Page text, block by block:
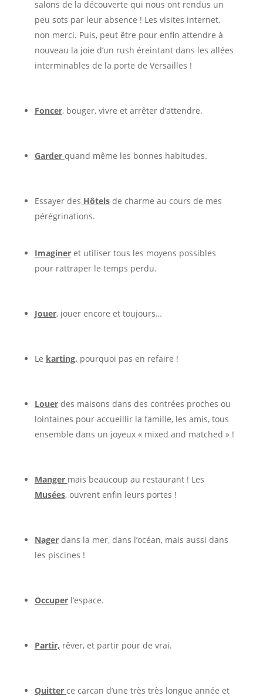
salons de la découverte qui nous ont rendus un
peu sots par leur absence ! Les visites internet,
non merci. Puis, peut être pour enfin attendre à
nouveau la joie d’un rush éreintant dans les allées
interminables de la porte de Versailles !
Foncer, bouger, vivre et arrêter d’attendre.
Garder quand même les bonnes habitudes.
Essayer des Hôtelsde charme au cours de mes
pérégrinations.
Imagineret utiliser tous les moyens possibles
pour rattraper le temps perdu.
Jouer, jouer encore et toujours…
Le karting, pourquoi pas en refaire !
Louerdes maisons dans des contrées proches ou
lointaines pour accueillir la famille, les amis, tous
ensemble dans un joyeux « mixed and matched » !
Manger mais beaucoup au restaurant ! Les
Musées, ouvrent enfin leurs portes !
Nagerdans la mer, dans l’océan, mais aussi dans
les piscines !
Occuperl’espace.
Partir, rêver, et partir pour de vrai.
Quitter ce carcan d’une très très longue année et